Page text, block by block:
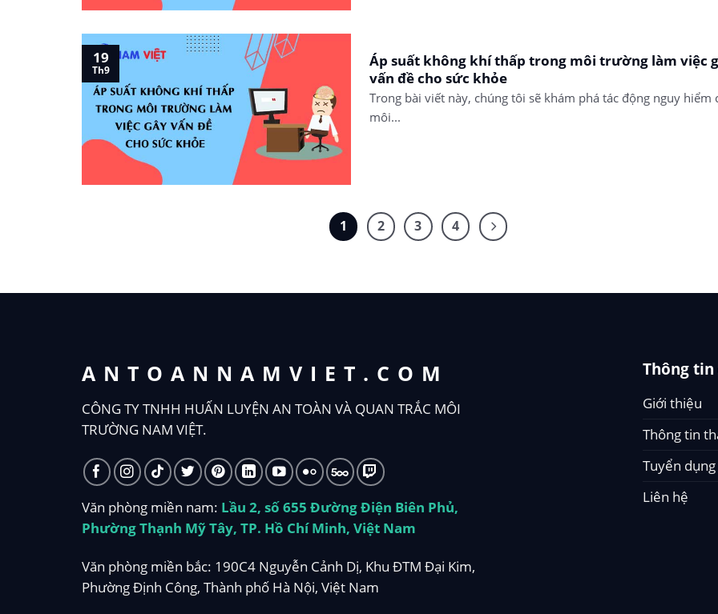
Áp suất không khí thấp trong môi trường làm việc
vấn đề cho sức khỏe
Trong bài viết này, chúng tôi sẽ khám phá tác động nguy hiểm
môi...
19
Th9
1 2 3 4
ANTOANNAMVIET.COM
CÔNG TY TNHH HUẤN LUYỆN AN TOÀN VÀ QUAN TRẮC MÔI
TRƯỜNG NAM VIỆT.
Văn phòng miền nam: Lầu 2, số 655 Đường Điện Biên Phủ,
Phường Thạnh Mỹ Tây, TP. Hồ Chí Minh, Việt Nam
Văn phòng miền bắc: 190C4 Nguyễn Cảnh Dị, Khu ĐTM Đại Kim,
Phường Định Công, Thành phố Hà Nội, Việt Nam
Thông
Giới thiệu
Thông tin
Tuyển dụng
Liên hệ